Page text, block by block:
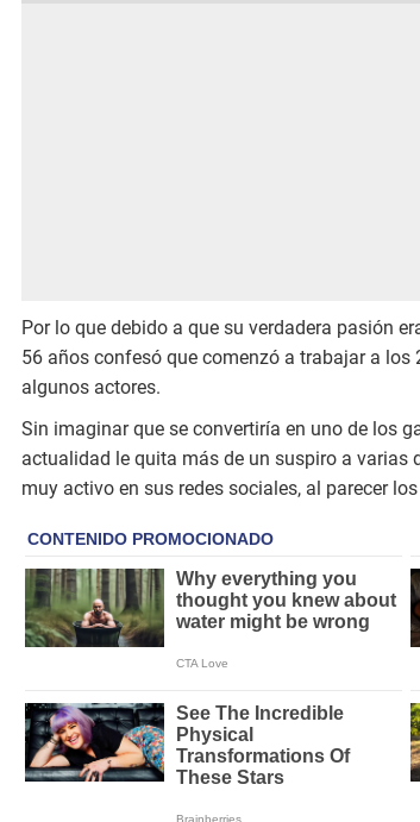
Por lo que debido a que su verdadera pasión
56 años confesó que comenzó a trabajar a los
algunos actores.
Sin imaginar que se convertiría en uno de los
actualidad le quita más de un suspiro a varias
muy activo en sus redes sociales, al parecer